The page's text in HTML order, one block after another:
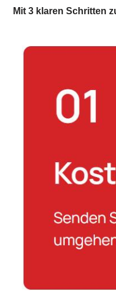
Mit 3 klaren Schritten